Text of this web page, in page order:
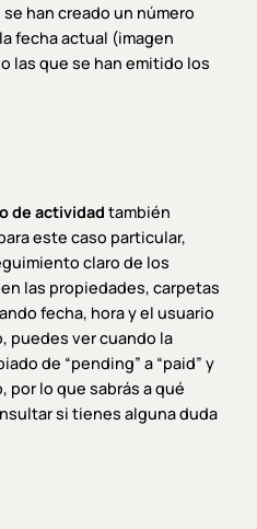
han creado un número
fecha actual (imagen
las que se han emitido los
de actividad también
este caso particular,
claro de los
las propiedades, carpetas
fecha, hora y el usuario
puedes ver cuando la
de “pending” a “paid” y
por lo que sabrás a qué
si tienes alguna duda